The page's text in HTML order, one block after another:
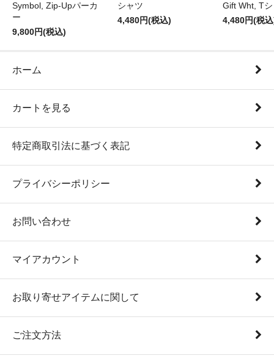
Symbol, Zip-Upパーカ
ー
9,800円(税込)
シャツ
4,480円(税込)
Gift Wht, T
4,480円(税
ホーム
カートを見る
特定商取引法に基づく表記
プライバシーポリシー
お問い合わせ
マイアカウント
お取り寄せアイテムに関して
ご注文方法